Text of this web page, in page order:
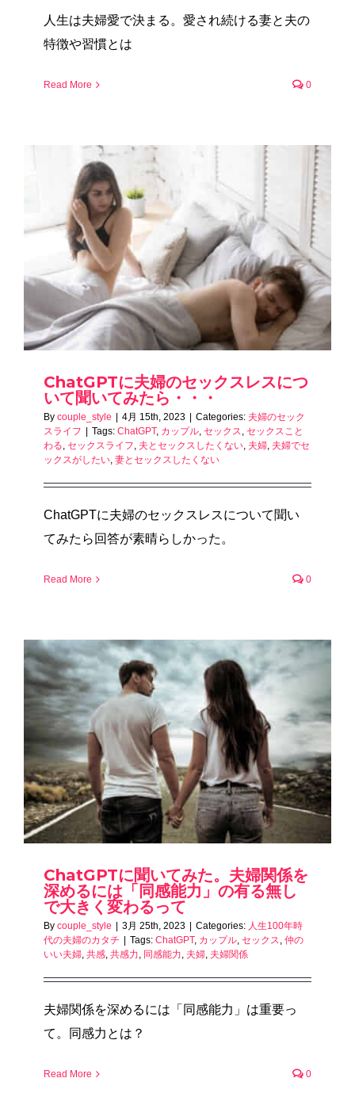
人生は夫婦愛で決まる。愛され続ける妻と夫の
特徴や習慣とは
Read More 0
ChatGPTに夫婦のセックスレスにつ
いて聞いてみたら・・・
By couple_style 4月 15th, 2023 Categories: 夫婦のセック
スライフ
Tags: ChatGPT, カップル, セックス, セックスこと
わる, セックスライフ, 夫とセックスしたくない, 夫婦, 夫婦でセ
ックスがしたい, 妻とセックスしたくない
ChatGPTに夫婦のセックスレスについて聞い
てみたら回答が素晴らしかった。
Read More 0
ChatGPTに聞いてみた。夫婦関係を
深めるには「同感能力」の有る無し
で大きく変わるって
By couple_style 3月 25th, 2023 Categories: 人生100年時
代の夫婦のカタチ
Tags: ChatGPT, カップル, セックス, 仲の
いい夫婦, 共感, 共感力, 同感能力, 夫婦, 夫婦関係
夫婦関係を深めるには「同感能力」は重要っ
て。同感力とは？
Read More 0